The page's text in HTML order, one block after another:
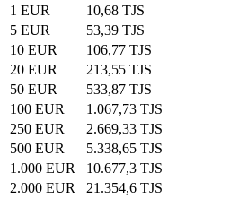
1 EUR
10,68 TJS
5 EUR
53,39 TJS
10 EUR
106,77 TJS
20 EUR
213,55 TJS
50 EUR
533,87 TJS
100 EUR
1.067,73 TJS
250 EUR
2.669,33 TJS
500 EUR
5.338,65 TJS
1.000 EUR
10.677,3 TJS
2.000 EUR
21.354,6 TJS